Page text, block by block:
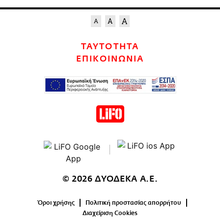
ΤΑΥΤΟΤΗΤΑ
ΕΠΙΚΟΙΝΩΝΙΑ
© 2026 ΔΥΟΔΕΚΑ Α.Ε.
Όροι χρήσης
Πολιτική προστασίας απορρήτου
Διαχείριση Cookies